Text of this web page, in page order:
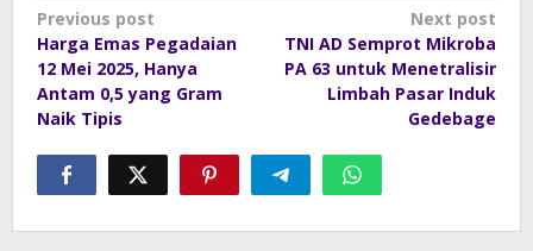
Post
navigation
Previous post
Harga Emas Pegadaian
12 Mei 2025, Hanya
Antam 0,5 yang Gram
Naik Tipis
Next post
TNI AD Semprot Mikroba
PA 63 untuk Menetralisir
Limbah Pasar Induk
Gedebage